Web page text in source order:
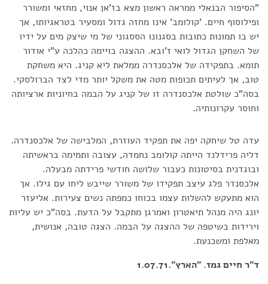
"הסיפור הבנאלי ממראה ראשון מצא בז'אן אנוי, מחזאי ומשורר
ופילוסוף חיים. 'קולומב' אינו מחזה גדול ומסעיר בטראגיותו, אך
יש בו תמונות כתובות בסגנונו הססגוני של מי שיצק מים על ידיו
של השחקן הגדול לואי ז'ובא. ההצגה בויימה כהלכה ע"י אודור
תומא. בתפקידה של אלכסנדרה ממלאת ליא קניג. היא משחקת
טוב, אך לעיתים תכופות מטה את משקל יותר מדי לצד הברולסקי.
בסה"כ שולטת אלכסנדרה זו של קניג על הבמה בחיוניות ארציותה
וחוסר עקרונותיה.
עדה טל שיחקה יפה את תפקיד העוזרת, המלבישה של אלכסנדרה.
דליה פרידלנד הייתה קולומב נחמדה, עצובה ותמימה בראשיתה
ובוגדנית בסיטונות כעבור שלושה חודשי פרידתה מבעלה.
אלכסנדר פלג עיצב תפקידו של משורר שייבש ליחו עם גילו. אך
הוא מתעקש להשלות עצמו בכוחו כמפתה נשים צעירות. אליעזר
יונג היה מנהל תיאטרון ואמרגן מתקבל על הדעת. בסה"כ יש עליות
וירידות בשיטפה של ההצגה על הבמה. הצגה טובה, אנושית,
מאלפת ומשכנעת.
ד"ר חיים גמז. "הארץ".1.07.71